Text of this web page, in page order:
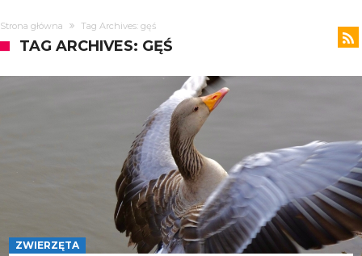
Strona główna Tag Archives: gęś
TAG ARCHIVES: GĘŚ
ZWIERZĘTA